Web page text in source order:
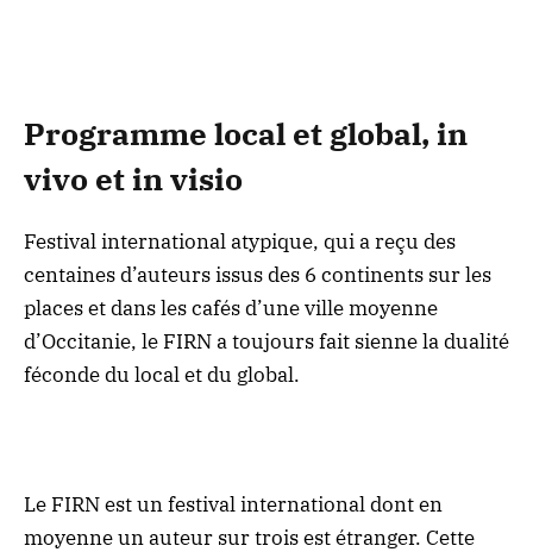
Programme local et global, in
vivo et in visio
Festival international atypique, qui a reçu des
centaines d’auteurs issus des 6 continents sur les
places et dans les cafés d’une ville moyenne
d’Occitanie, le FIRN a toujours fait sienne la dualité
féconde du local et du global.
Le FIRN est un festival international dont en
moyenne un auteur sur trois est étranger. Cette